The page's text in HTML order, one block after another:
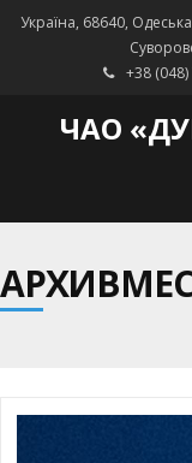
Україна, 68640,
+38
ЧАО